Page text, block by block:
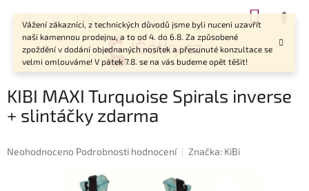
Vážení zákazníci, z technických důvodů jsme byli nuceni uzavřít
naši kamennou prodejnu, a to od 4. do 6.8. Za způsobené
zpoždění v dodání objednaných nosítek a přesunuté konzultace se
velmi omlouváme! V pátek 7.8. se na vás budeme opět těšit!
CZK
KIBI MAXI Turquoise Spirals inverse
+ slintáčky zdarma
Průměrné
Neohodnoceno Podrobnosti hodnocení Značka: KiBi